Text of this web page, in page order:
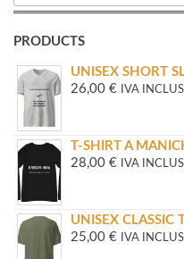
PRODUCTS
UNISEX SHORT
26,00 € IVA
T-SHIRT A
28,00 € IVA
UNISEX CLASSIC
25,00 € IVA